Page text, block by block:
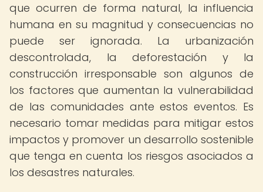
que ocurren de forma natural, la influencia
humana en su magnitud y consecuencias no
puede ser ignorada. La urbanización
descontrolada, la deforestación y la
construcción irresponsable son algunos de
los factores que aumentan la vulnerabilidad
de las comunidades ante estos eventos. Es
necesario tomar medidas para mitigar estos
impactos y promover un desarrollo sostenible
que tenga en cuenta los riesgos asociados a
los desastres naturales.